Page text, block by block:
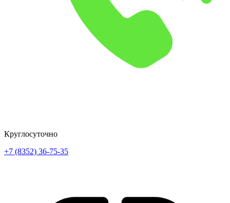
Круглосуточно
+7 (8352) 36-75-35